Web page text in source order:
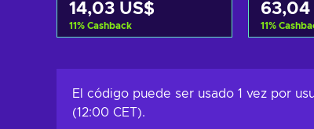
14,03 US$
11% Cashback
Ver ofertas
63,04
11%
El código puede ser usado 1 vez por
(12:00 CET).